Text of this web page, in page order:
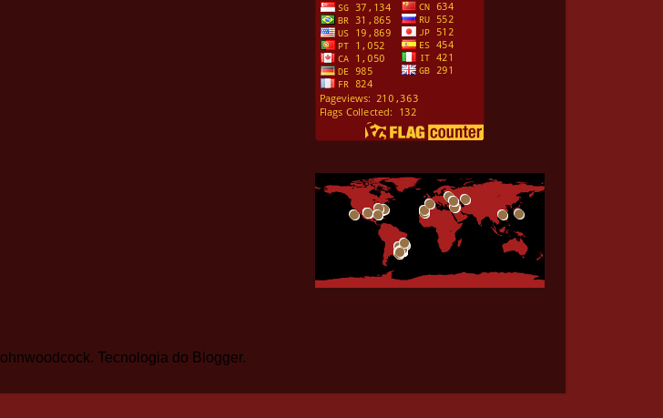
. Tecnologia do Blogger.